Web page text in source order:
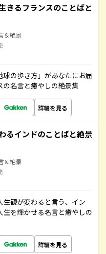
きるフランスのことばと
＆絶景
の歩き方」があなたにお届
の名言と癒やしの絶景集
詳細を見る
るインドのことばと絶景
＆絶景
観が変わると言う、イン
生を輝かせる名言と癒やしの
詳細を見る